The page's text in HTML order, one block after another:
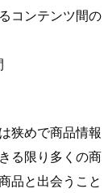
コンテンツ間の
狭めで商品情報
る限り多くの商
品と出会うこと